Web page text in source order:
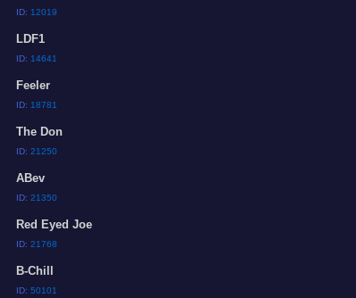
ID: 12019
LDF1
ID: 14641
Feeler
ID: 18781
The Don
ID: 21250
ABev
ID: 21350
Red Eyed Joe
ID: 21768
B-Chill
ID: 50101